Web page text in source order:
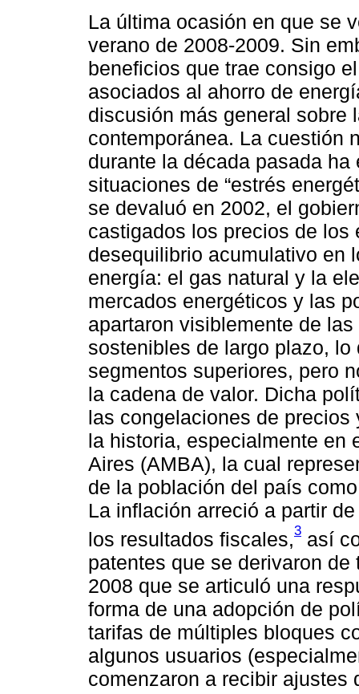
La última ocasión en que se
verano de 2008-2009. Sin
beneficios que trae consigo
asociados al ahorro de
discusión más general sobre
contemporánea. La cuestión
durante la década pasada
situaciones de “estrés
se devaluó en 2002, el
castigados los precios de
desequilibrio acumulativo en
energía: el gas natural y la
mercados energéticos y las
apartaron visiblemente de
sostenibles de largo plazo,
segmentos superiores, pero
la cadena de valor. Dicha
las congelaciones de
la historia, especialmente en
Aires (AMBA), la cual
de la población del país
La inflación arreció a partir
los resultados fiscales,3 así
patentes que se derivaron
2008 que se articuló una
forma de una adopción de
tarifas de múltiples bloques
algunos usuarios
comenzaron a recibir ajustes